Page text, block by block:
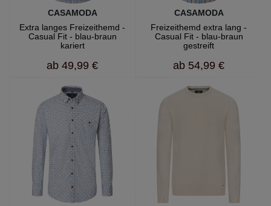
CASAMODA
Extra langes Freizeithemd -
Casual Fit - blau-braun
kariert
ab 49,99 €
CASAMODA
Freizeithemd extra lang -
Casual Fit - blau-braun
gestreift
ab 54,99 €